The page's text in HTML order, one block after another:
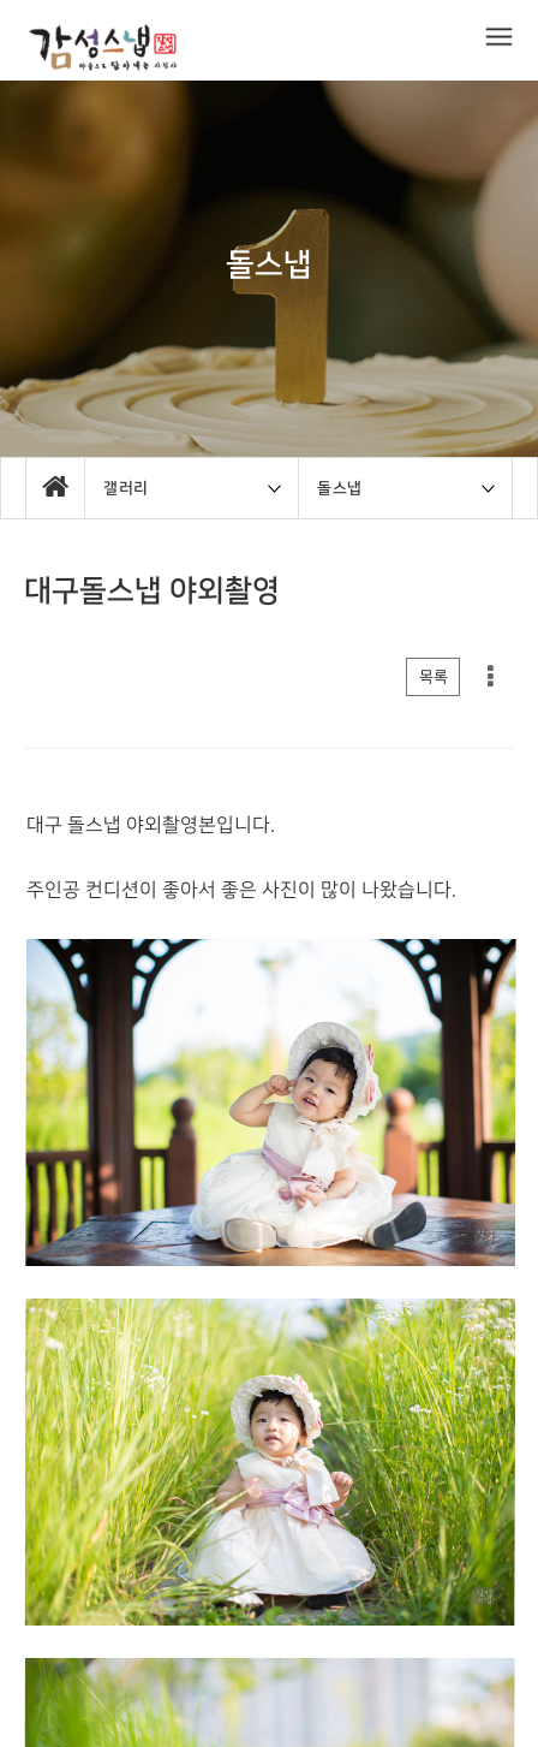
돌스냅
갤러리 돌스냅
대구돌스냅 야외촬영
목록
대구 돌스냅 야외촬영본입니다.
주인공 컨디션이 좋아서 좋은 사진이 많이 나왔습니다.